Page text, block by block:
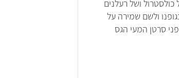
ושל רעלנים
ולשם שמירה על
סרטן המעי הגס